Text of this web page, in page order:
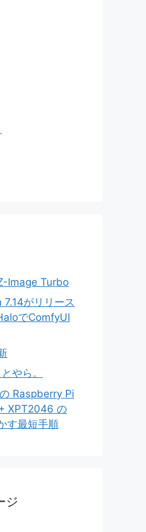
Image Turbo
7.14がリリース
でComfyUI
やら。
Raspberry Pi
XPT2046 の
す最短手順
ジ